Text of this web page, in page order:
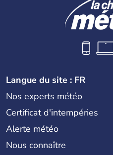
Langue du site : FR
Nos experts météo
Certificat d'intempéries
Alerte météo
Nous connaître